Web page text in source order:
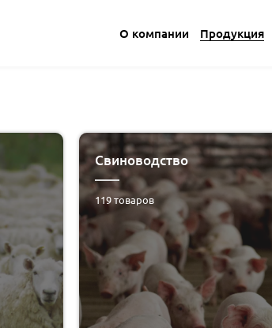
О компании Продукция
Свиноводство
119товаров